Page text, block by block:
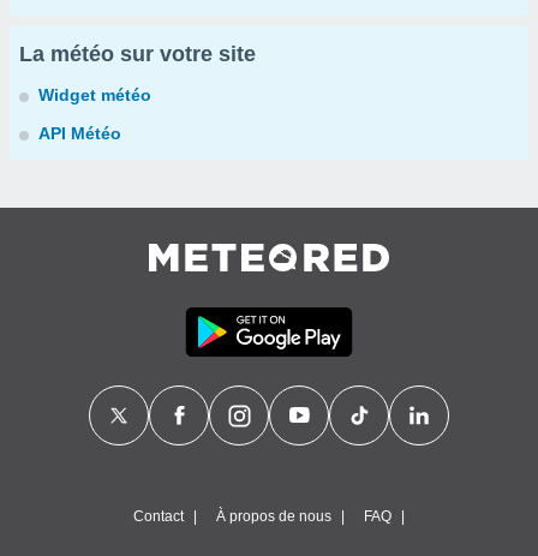
La météo sur votre site
Widget météo
API Météo
Contact À propos de nous FAQ